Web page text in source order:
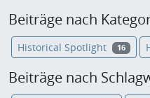
Beiträge nach
Historical Spotlight 16
Beiträge nach